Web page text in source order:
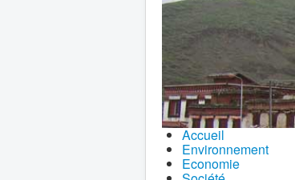
Accueil
Environnement
Economie